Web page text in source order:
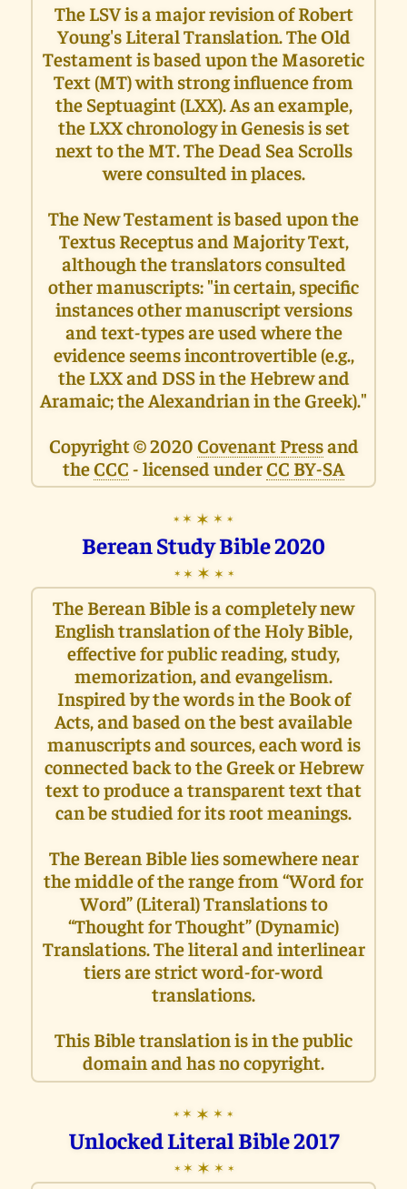
The LSV is a major revision of Robert
Young's Literal Translation. The Old
Testament is based upon the Masoretic
Text (MT) with strong influence from
the Septuagint (LXX). As an example,
the LXX chronology in Genesis is set
next to the MT. The Dead Sea Scrolls
were consulted in places.
The New Testament is based upon the
Textus Receptus and Majority Text,
although the translators consulted
other manuscripts: "in certain, specific
instances other manuscript versions
and text-types are used where the
evidence seems incontrovertible (e.g.,
the LXX and DSS in the Hebrew and
Aramaic; the Alexandrian in the Greek)."
Copyright © 2020 Covenant Pressand
theCCC - licensed underCC BY-SA
✶ ✶ ✶ ✶ ✶
Berean Study Bible 2020
✶ ✶ ✶ ✶ ✶
The Berean Bible is a completely new
English translation of the Holy Bible,
effective for public reading, study,
memorization, and evangelism.
Inspired by the words in the Book of
Acts, and based on the best available
manuscripts and sources, each word is
connected back to the Greek or Hebrew
text to produce a transparent text that
can be studied for its root meanings.
The Berean Bible lies somewhere near
the middle of the range from “Word for
Word” (Literal) Translations to
“Thought for Thought” (Dynamic)
Translations. The literal and interlinear
tiers are strict word-for-word
translations.
This Bible translation is in the public
domain and has no copyright.
✶ ✶ ✶ ✶ ✶
Unlocked Literal Bible 2017
✶ ✶ ✶ ✶ ✶